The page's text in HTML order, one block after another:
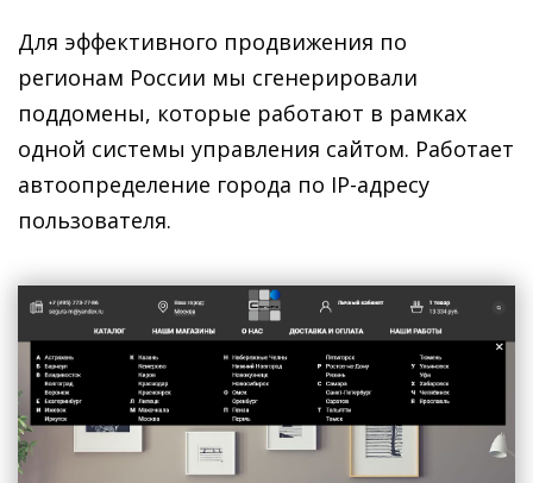
Для эффективного продвижения по
регионам России мы сгенерировали
поддомены, которые работают в рамках
одной системы управления сайтом. Работает
автоопределение города по IP-адресу
пользователя.